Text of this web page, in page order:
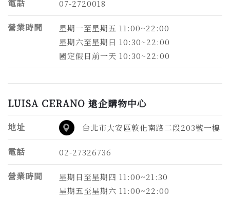
營業時間
星期一至星期五 11:00~22:00
星期六至星期日 10:30~22:00
國定假日前一天 10:30~22:00
電話 07-2720018
LUISA CERANO 遠企購物中心
營業時間
星期日至星期四 11:00~21:30
星期五至星期六 11:00~22:00
電話 02-27326736
地址 台北市大安區敦化南路二段203號一樓